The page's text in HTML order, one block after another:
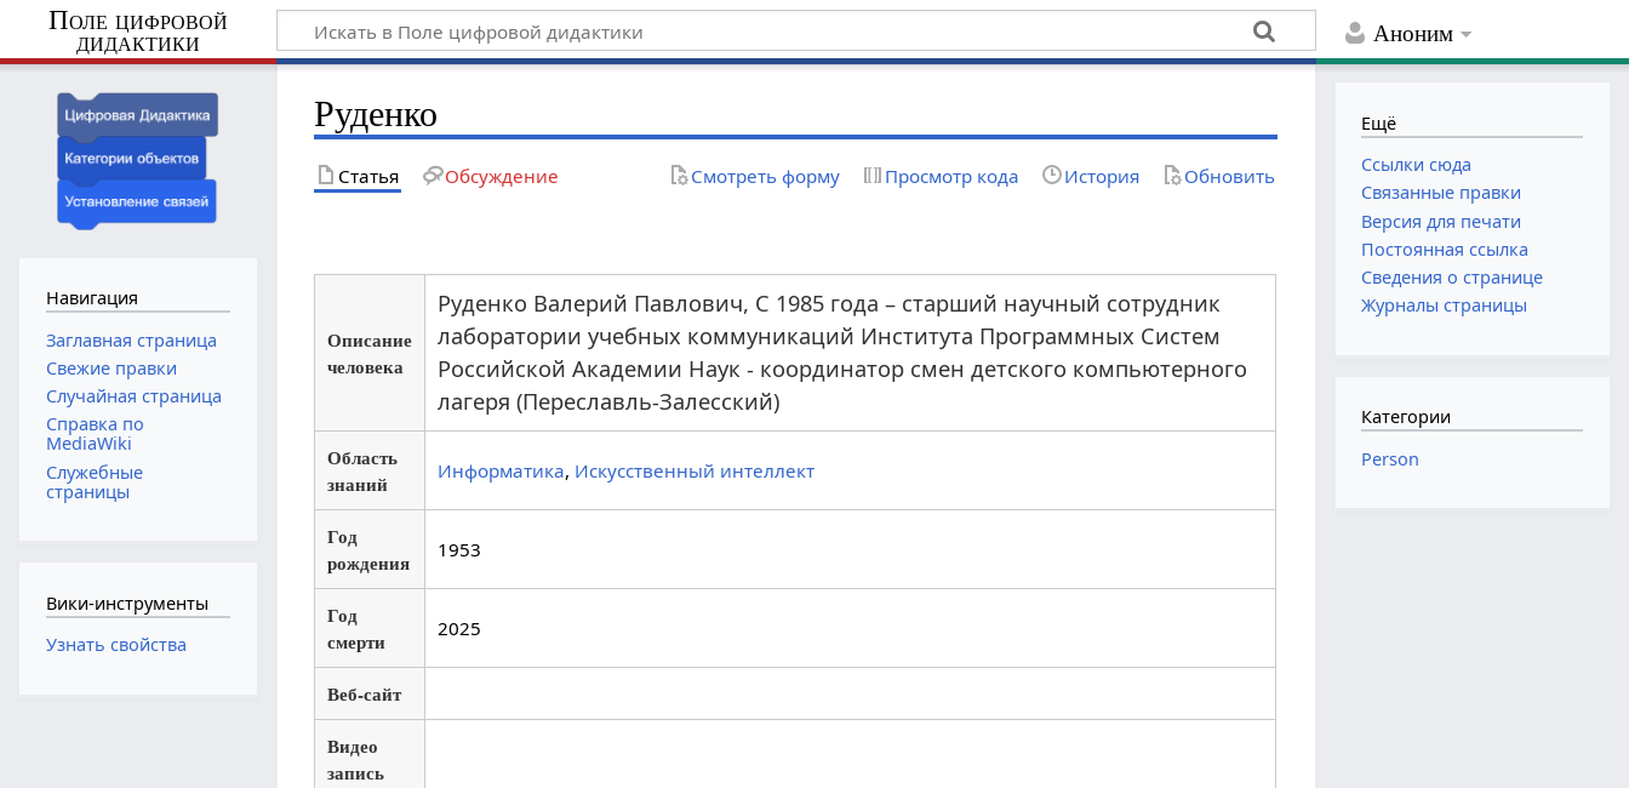
Аноним
Поле цифровой
дидактики
Руденко
Статья Обсуждение Смотреть форму Просмотр кода История Обновить
Описание
человека
Руденко Валерий Павлович, С 1985 года – старший научный сотрудник
лаборатории учебных коммуникаций Института Программных Систем
Российской Академии Наук - координатор смен детского компьютерного
лагеря (Переславль-Залесский)
Область
знаний
Информатика, Искусственный интеллект
Год
рождения
1953
Год
смерти
2025
Веб-сайт
Видео
запись
Навигация
Заглавная страница
Свежие правки
Случайная страница
Справка по
MediaWiki
Служебные
страницы
Вики-инструменты
Узнать свойства
Ещё
Ссылки сюда
Связанные правки
Версия для печати
Постоянная ссылка
Сведения о странице
Журналы страницы
Категории
Person